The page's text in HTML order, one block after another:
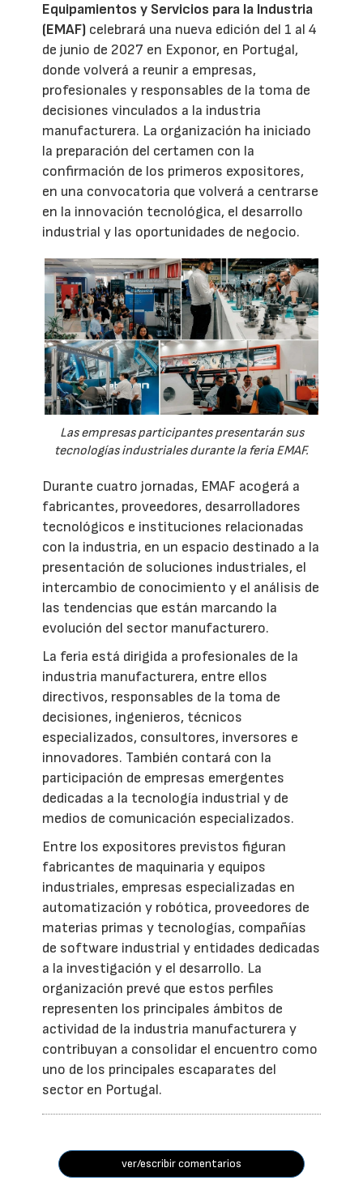
Equipamientos y Servicios para la Industria
(EMAF) celebrará una nueva edición del 1 al 4
de junio de 2027 en Exponor, en Portugal,
donde volverá a reunir a empresas,
profesionales y responsables de la toma de
decisiones vinculados a la industria
manufacturera. La organización ha iniciado
la preparación del certamen con la
confirmación de los primeros expositores,
en una convocatoria que volverá a centrarse
en la innovación tecnológica, el desarrollo
industrial y las oportunidades de negocio.
Las empresas participantes presentarán sus
tecnologías industriales durante la feria EMAF.
Durante cuatro jornadas, EMAF acogerá a
fabricantes, proveedores, desarrolladores
tecnológicos e instituciones relacionadas
con la industria, en un espacio destinado a la
presentación de soluciones industriales, el
intercambio de conocimiento y el análisis de
las tendencias que están marcando la
evolución del sector manufacturero.
La feria está dirigida a profesionales de la
industria manufacturera, entre ellos
directivos, responsables de la toma de
decisiones, ingenieros, técnicos
especializados, consultores, inversores e
innovadores. También contará con la
participación de empresas emergentes
dedicadas a la tecnología industrial y de
medios de comunicación especializados.
Entre los expositores previstos figuran
fabricantes de maquinaria y equipos
industriales, empresas especializadas en
automatización y robótica, proveedores de
materias primas y tecnologías, compañías
de software industrial y entidades dedicadas
a la investigación y el desarrollo. La
organización prevé que estos perfiles
representen los principales ámbitos de
actividad de la industria manufacturera y
contribuyan a consolidar el encuentro como
uno de los principales escaparates del
sector en Portugal.
ver/escribir comentarios